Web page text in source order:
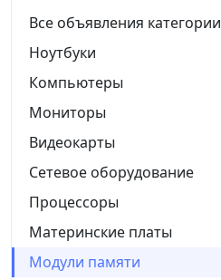
Все объявления категории
Ноутбуки
Компьютеры
Мониторы
Видеокарты
Сетевое оборудование
Процессоры
Материнские платы
Модули памяти